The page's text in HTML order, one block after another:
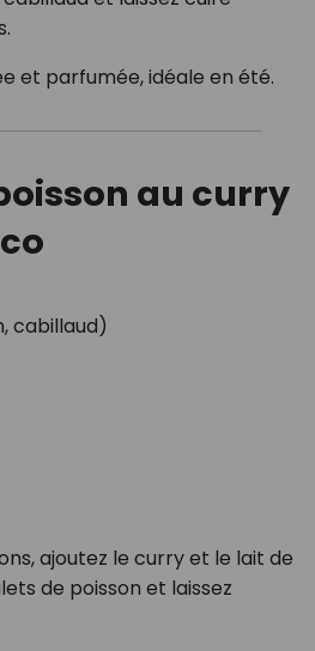
et parfumée, idéale en été.
au curry
cabillaud)
ajoutez le curry et le lait de
de poisson et laissez